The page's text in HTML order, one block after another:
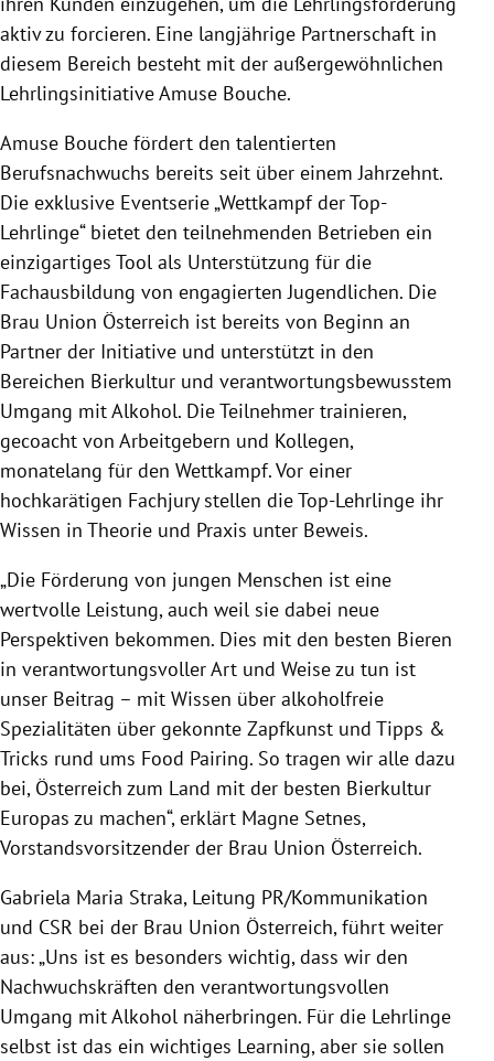
aktiv zu forcieren. Eine langjährige Partnerschaft in
diesem Bereich besteht mit der außergewöhnlichen
LehrlingsinitiativeAmuse Bouche.
Amuse Bouche fördert den talentierten
Berufsnachwuchs bereits seit über einem Jahrzehnt.
Die exklusive Eventserie „Wettkampf der Top-
Lehrlinge“ bietet den teilnehmenden Betrieben ein
einzigartiges Tool als Unterstützung für die
Fachausbildung von engagierten Jugendlichen. Die
Brau Union Österreich ist bereits von Beginn an
Partner der Initiative und unterstützt in den
Bereichen Bierkultur und verantwortungsbewusstem
Umgang mitAlkohol. Die Teilnehmer trainieren,
gecoacht von Arbeitgebern und Kollegen,
monatelang für den Wettkampf. Vor einer
hochkarätigen Fachjury stellen die Top-Lehrlinge ihr
Wissen in Theorie und Praxis unter Beweis.
„Die Förderung von jungen Menschen ist eine
wertvolle Leistung, auch weil sie dabei neue
Perspektiven bekommen. Dies mit den besten Bieren
in verantwortungsvoller Art und Weise zu tun ist
unser Beitrag – mit Wissen über alkoholfreie
Spezialitäten über gekonnte Zapfkunst und Tipps &
Tricks rund ums Food Pairing. So tragen wir alle dazu
bei, Österreich zum Land mit der besten Bierkultur
Europas zu machen“, erklärt Magne Setnes,
Vorstandsvorsitzender der Brau Union Österreich.
Gabriela Maria Straka, Leitung PR/Kommunikation
und CSR bei der Brau Union Österreich, führt weiter
aus: „Uns ist es besonders wichtig, dass wir den
Nachwuchskräften den verantwortungsvollen
Umgang mitAlkohol näherbringen. Für die Lehrlinge
selbst ist das ein wichtiges Learning, aber sie sollen